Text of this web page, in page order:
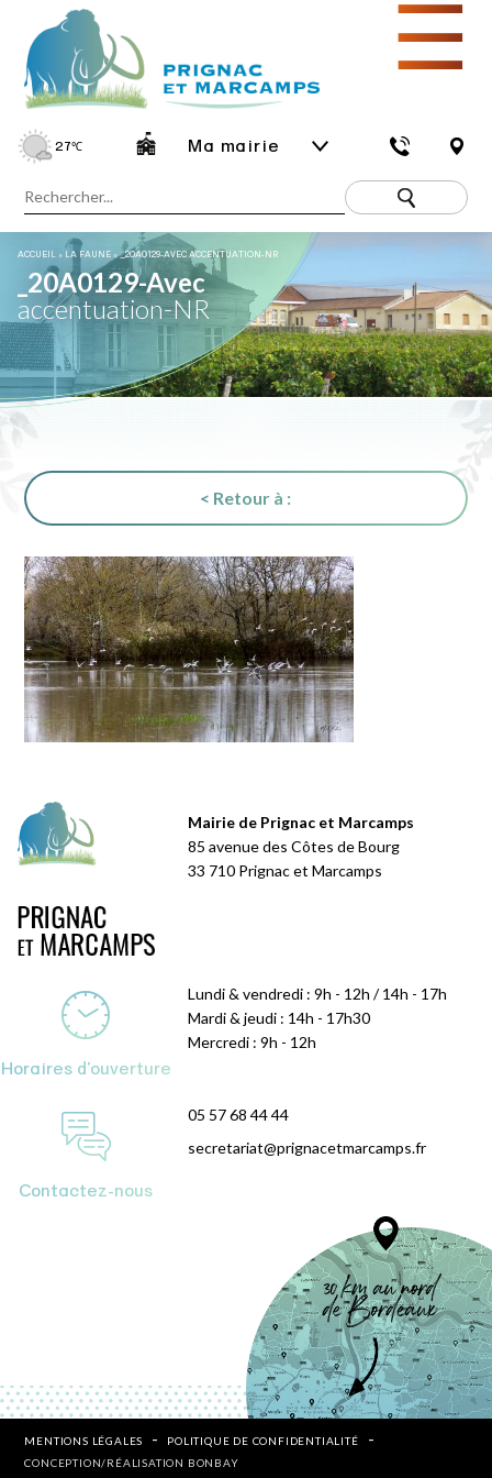
27℃ Ma mairie
☰
ACCUEIL » LA FAUNE »_20A0129-AVEC ACCENTUATION-NR
_20A0129-Avec
accentuation-NR
< Retour à :
Mairie de Prignac et Marcamps
85 avenue des Côtes de Bourg
33 710 Prignac et Marcamps
Horaires d'ouverture
Lundi & vendredi : 9h - 12h / 14h - 17h
Mardi & jeudi : 14h - 17h30
Mercredi : 9h - 12h
Contactez-nous
05 57 68 44 44
secretariat@prignacetmarcamps.fr
MENTIONS LÉGALES
POLITIQUE DE CONFIDENTIALITÉ
CONCEPTION/RÉALISATION BONBAY